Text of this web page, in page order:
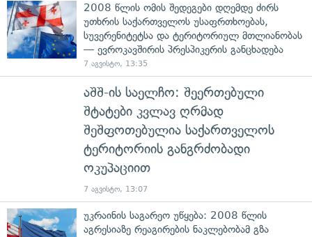
2008 წლის ომის შედეგები დღემდე ძირს
უთხრის საქართველოს უსაფრთხოებას,
სუვერენიტეტსა და ტერიტორიულ მთლიანობას
— ევროკავშირის პრესპიკერის განცხადება
7 აგვისტო, 13:35
აშშ-ის საელჩო: შეერთებული
შტატები კვლავ ღრმად
შეშფოთებულია საქართველოს
ტერიტორიის განგრძობადი
ოკუპაციით
7 აგვისტო, 13:07
უკრაინის საგარეო უწყება: 2008 წლის
აგრესიაზე რეაგირების ნაკლებობამ გზა